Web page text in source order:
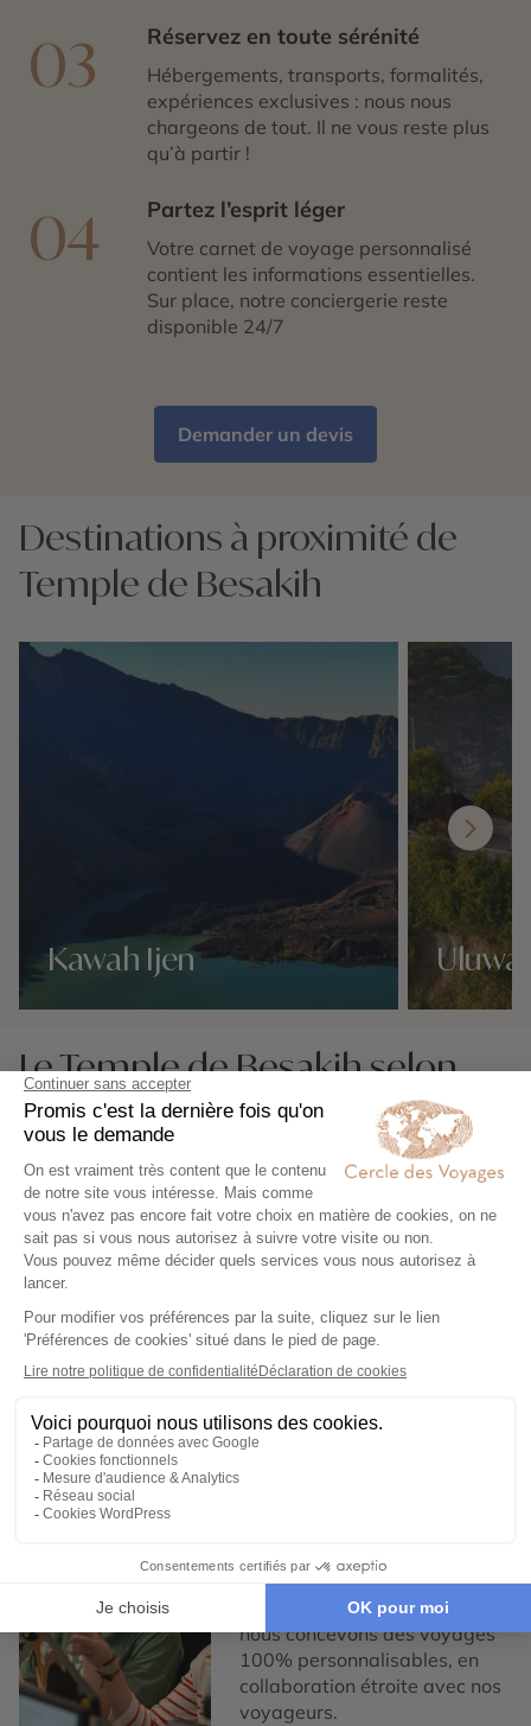
03 Réservez en toute sérénité
Hébergements, transports, formalités,
expériences exclusives : nous nous
chargeons de tout. Il ne vous reste plus
qu’à partir !
04 Partez l’esprit léger
Votre carnet de voyage personnalisé
contient les informations essentielles.
Sur place, notre conciergerie reste
disponible 24/7
Demander un devis
Destinations à proximité de
Temple de Besakih
Kawah Ijen
Le Temple de Besakih selon
vos envies
Voyages en petit
groupe en Asie
Voyage de noces
Bali
Expertise et co-construction
construction
Chez Cercle des Voyages,
nous concevons des voyages
100% personnalisables, en
collaboration étroite avec nos
voyageurs.